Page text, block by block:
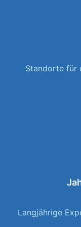
Standorte für
Langjährige